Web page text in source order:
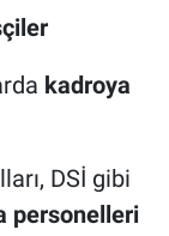
kadroya
DSİ gibi
personelleri